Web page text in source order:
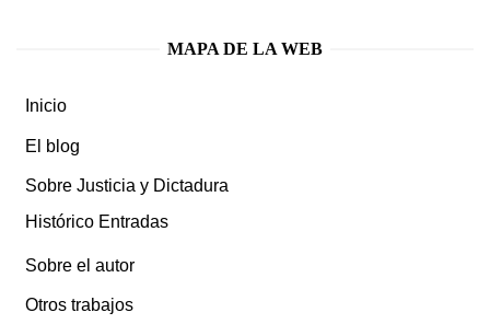
MAPA DE LA WEB
Inicio
El blog
Sobre Justicia y Dictadura
Histórico Entradas
Sobre el autor
Otros trabajos